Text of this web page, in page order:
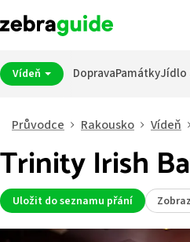
Vídeň DopravaPamátkyJídlo
Průvodce Rakousko Vídeň
Trinity Irish
Uložit do seznamu přání